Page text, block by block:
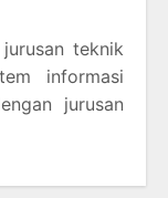
teknik
informasi
jurusan